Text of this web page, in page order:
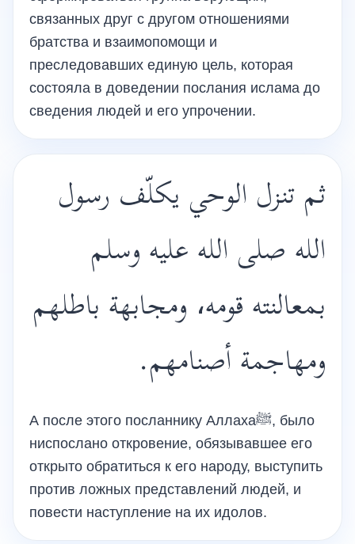
связанных друг с другом отношениями
братства и взаимопомощи и
преследовавших единую цель, которая
состояла в доведении послания ислама до
сведения людей и его упрочении.
ثم تنزل الوحي يكلّف رسول
الله صلى الله عليه وسلم
بمعالنته قومه، ومجابهة باطلهم
ومهاجمة أصنامهم.
А после этого посланнику Аллахаﷺ, было
ниспослано откровение, обязывавшее его
открыто обратиться к его народу, выступить
против ложных представлений людей, и
повести наступление на их идолов.